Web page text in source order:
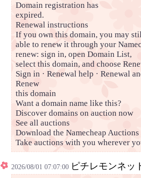
Domain registration has
expired.
Renewal instructions
If you own this domain, you may
able to renew it through your
renew: sign in, open Domain List,
select this domain, and choose
Sign in · Renewal help · Renewal
Renew
this domain
Want a domain name like this?
Discover domains on auction now
See all auctions
Download the Namecheap Auctions
Take auctions with you wherever
2026/08/01 07:07:00 ピチレモンネッ